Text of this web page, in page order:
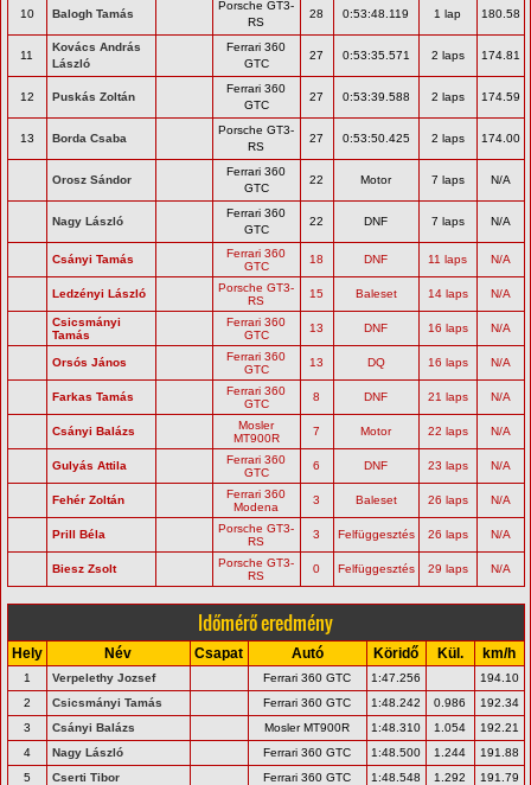
10 Balogh Tamás
Porsche GT3-
RS
28 0:53:48.119 1 lap 180.58
11
Kovács András
László
Ferrari 360
GTC
27 0:53:35.571 2 laps 174.81
12 Puskás Zoltán
Ferrari 360
GTC
27 0:53:39.588 2 laps 174.59
13 Borda Csaba
Porsche GT3-
RS
27 0:53:50.425 2 laps 174.00
Orosz Sándor
Ferrari 360
GTC
22 Motor 7 laps N/A
Nagy László
Ferrari 360
GTC
22 DNF 7 laps N/A
Csányi Tamás
Ferrari 360
GTC
18 DNF 11 laps N/A
Ledzényi László
Porsche GT3-
RS
15 Baleset 14 laps N/A
Csicsmányi
Tamás
Ferrari 360
GTC
13 DNF 16 laps N/A
Orsós János
Ferrari 360
GTC
13 DQ 16 laps N/A
Farkas Tamás
Ferrari 360
GTC
8 DNF 21 laps N/A
Csányi Balázs
Mosler
MT900R
7 Motor 22 laps N/A
Gulyás Attila
Ferrari 360
GTC
6 DNF 23 laps N/A
Fehér Zoltán
Ferrari 360
Modena
3 Baleset 26 laps N/A
Prill Béla
Porsche GT3-
RS
3 Felfüggesztés 26 laps N/A
Biesz Zsolt
Porsche GT3-
RS
0 Felfüggesztés 29 laps N/A
Időmérő eredmény
Hely Név Csapat Autó Köridő Kül. km/h
1 Verpelethy Jozsef Ferrari 360 GTC 1:47.256
194.10
2
Csicsmányi Tamás Ferrari 360 GTC 1:48.242 0.986
192.34
3
Csányi Balázs Mosler MT900R 1:48.310 1.054
192.21
4
Nagy László Ferrari 360 GTC 1:48.500 1.244
191.88
5
Cserti Tibor Ferrari 360 GTC 1:48.548 1.292
191.79